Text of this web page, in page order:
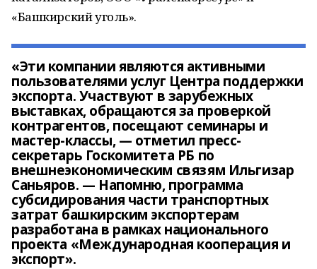
«Башкирский уголь».
«Эти компании являются активными
пользователями услуг Центра поддержки
экспорта. Участвуют в зарубежных
выставках, обращаются за проверкой
контрагентов, посещают семинары и
мастер-классы, — отметил пресс-
секретарь Госкомитета РБ по
внешнеэкономическим связям Ильгизар
Саньяров. — Напомню, программа
субсидирования части транспортных
затрат башкирским экспортерам
разработана в рамках национального
проекта «Международная кооперация и
экспорт».